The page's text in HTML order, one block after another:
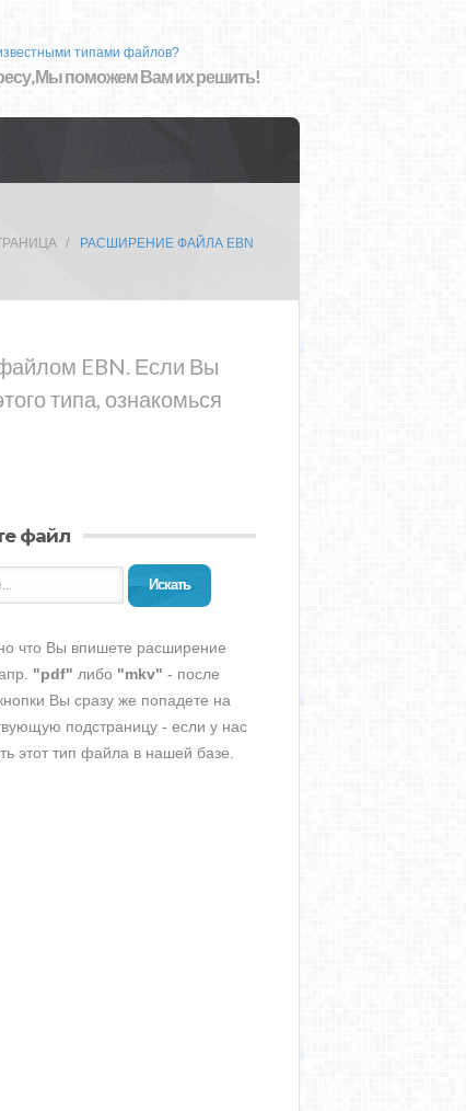
типами файлов?
Мы поможем Вам их решить!
РАСШИРЕНИЕ ФАЙЛА EBN
EBN. Если Вы
типа, ознакомься
файл
Искать
что Вы впишете расширение
"pdf" либо "mkv" - после
Вы сразу же попадете на
подстраницу - если у нас
этот тип файла в нашей базе.